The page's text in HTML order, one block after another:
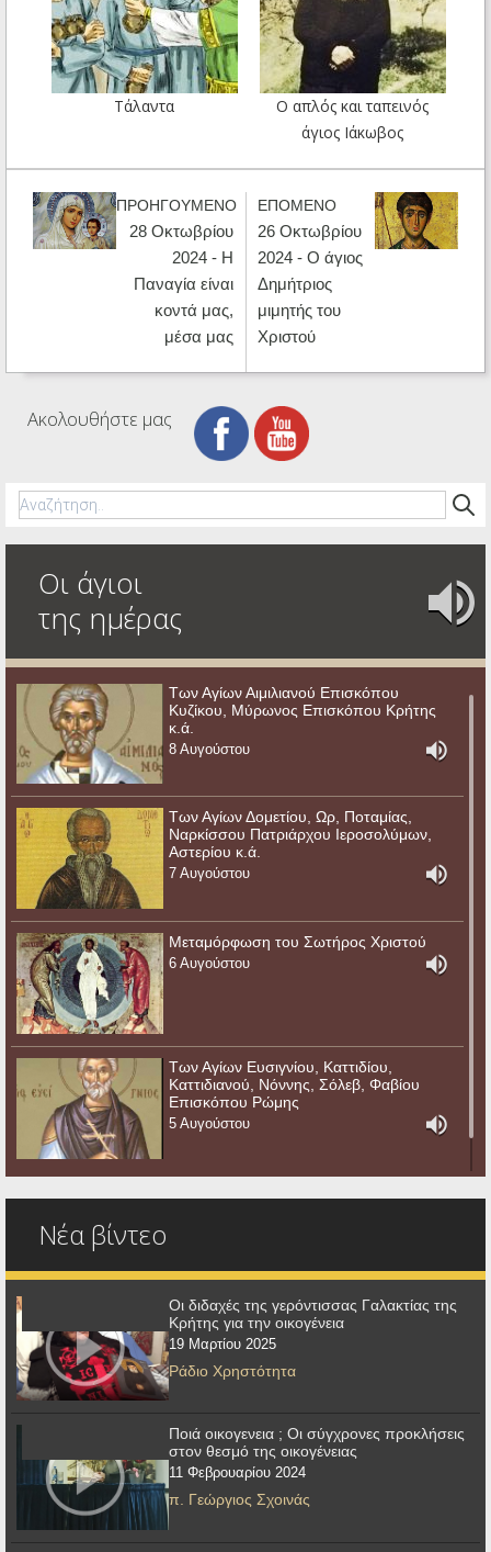
Τάλαντα
Ο απλός και ταπεινός
άγιος Ιάκωβος
ΠΡΟΗΓΟΥΜΕΝΟ
28 Οκτωβρίου
2024 - Η
Παναγία είναι
κοντά μας,
μέσα μας
ΕΠΟΜΕΝΟ
26 Οκτωβρίου
2024 - Ο άγιος
Δημήτριος
μιμητής του
Χριστού
Ακολουθήστε μας
Οι άγιοι
της ημέρας
Των Αγίων Αιμιλιανού Επισκόπου
Κυζίκου, Μύρωνος Επισκόπου Κρήτης
κ.ά.
8 Αυγούστου
Των Αγίων Δομετίου, Ωρ, Ποταμίας,
Ναρκίσσου Πατριάρχου Ιεροσολύμων,
Αστερίου κ.ά.
7 Αυγούστου
Μεταμόρφωση του Σωτήρος Χριστού
6 Αυγούστου
Των Αγίων Ευσιγνίου, Καττιδίου,
Καττιδιανού, Νόννης, Σόλεβ, Φαβίου
Επισκόπου Ρώμης
5 Αυγούστου
Νέα βίντεο
Οι διδαχές της γερόντισσας Γαλακτίας της
Κρήτης για την οικογένεια
19 Μαρτίου 2025
Ράδιο Χρηστότητα
Ποιά οικογενεια ; Οι σύγχρονες προκλήσεις
στον θεσμό της οικογένειας
11 Φεβρουαρίου 2024
π. Γεώργιος Σχοινάς